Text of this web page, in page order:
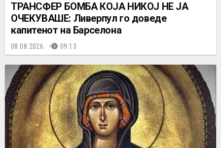
ТРАНСФЕР БОМБА КОЈА НИКОЈ НЕ ЈА
ОЧЕКУВАШЕ: Ливерпул го доведе
капитенот на Барселона
08.08.2026. 09:13